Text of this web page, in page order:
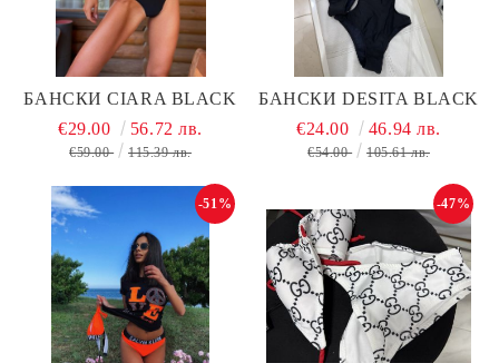
БАНСКИ CIARA BLACK
€29.00 56.72 лв.
€59.00 115.39 лв.
БАНСКИ DESITA BLACK
€24.00 46.94 лв.
€54.00 105.61 лв.
-51% -47%